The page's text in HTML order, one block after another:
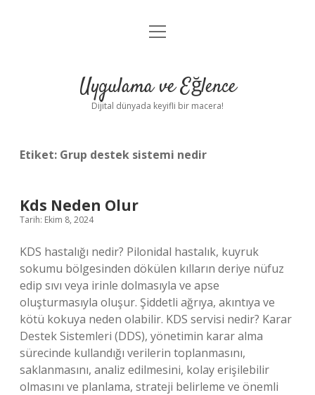
Anasayfa
Yasal Uyarı
menüyü
Uygulama ve Eğlence
Dijital dünyada keyifli bir macera!
Etiket: Grup destek sistemi nedir
Kds Neden Olur
Tarih: Ekim 8, 2024
KDS hastalığı nedir? Pilonidal hastalık, kuyruk
sokumu bölgesinden dökülen kılların deriye nüfuz
edip sıvı veya irinle dolmasıyla ve apse
oluşturmasıyla oluşur. Şiddetli ağrıya, akıntıya ve
kötü kokuya neden olabilir. KDS servisi nedir? Karar
Destek Sistemleri (DDS), yönetimin karar alma
sürecinde kullandığı verilerin toplanmasını,
saklanmasını, analiz edilmesini, kolay erişilebilir
olmasını ve planlama, strateji belirleme ve önemli